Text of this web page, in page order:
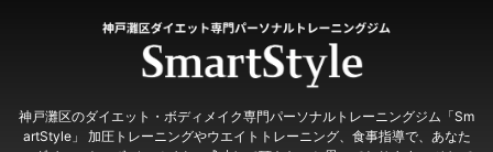
神戸灘区のダイエット・ボディメイク専門パーソナルトレーニングジム「Sm
artStyle」 加圧トレーニングやウエイトトレーニング、食事指導で、あなた